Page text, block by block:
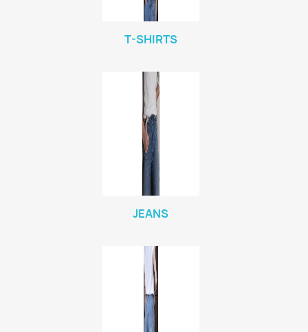
T-SHIRTS
JEANS